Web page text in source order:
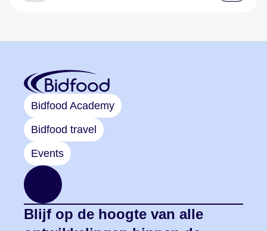
Bidfood Academy
Bidfood travel
Events
Blijf op de hoogte van alle